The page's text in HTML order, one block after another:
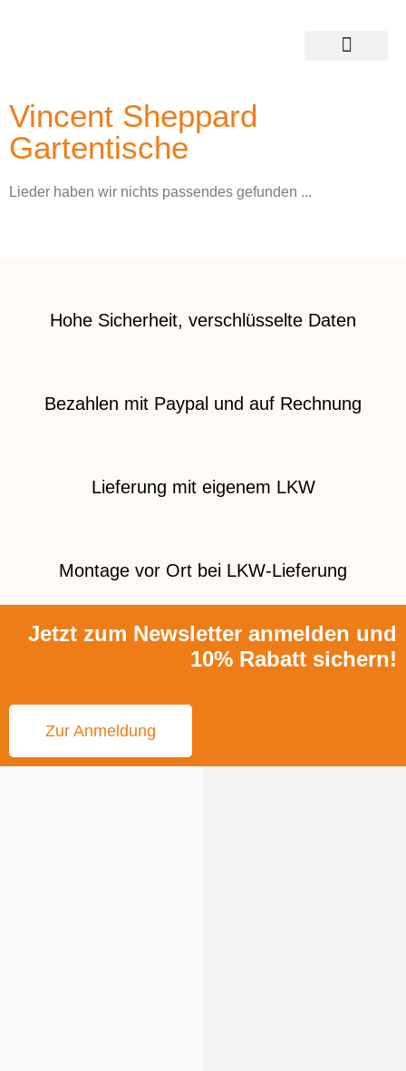
Vincent Sheppard
Gartentische
Lieder haben wir nichts passendes gefunden ...
Hohe Sicherheit, verschlüsselte Daten
Bezahlen mit Paypal und auf Rechnung
Lieferung mit eigenem LKW
Montage vor Ort bei LKW-Lieferung
Jetzt zum Newsletter anmelden und
10% Rabatt sichern!
Zur Anmeldung